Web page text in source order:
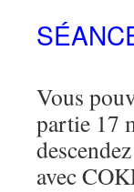
Vous
partie 17
avec